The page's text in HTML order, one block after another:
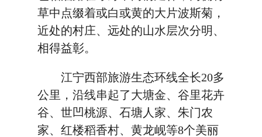
草中点缀着或白或黄的大片波斯菊，
近处的村庄、远处的山水层次分明、
相得益彰。
江宁西部旅游生态环线全长20多
公里，沿线串起了大塘金、谷里花卉
谷、世凹桃源、石塘人家、朱门农
家、红楼稻香村、黄龙岘等8个美丽